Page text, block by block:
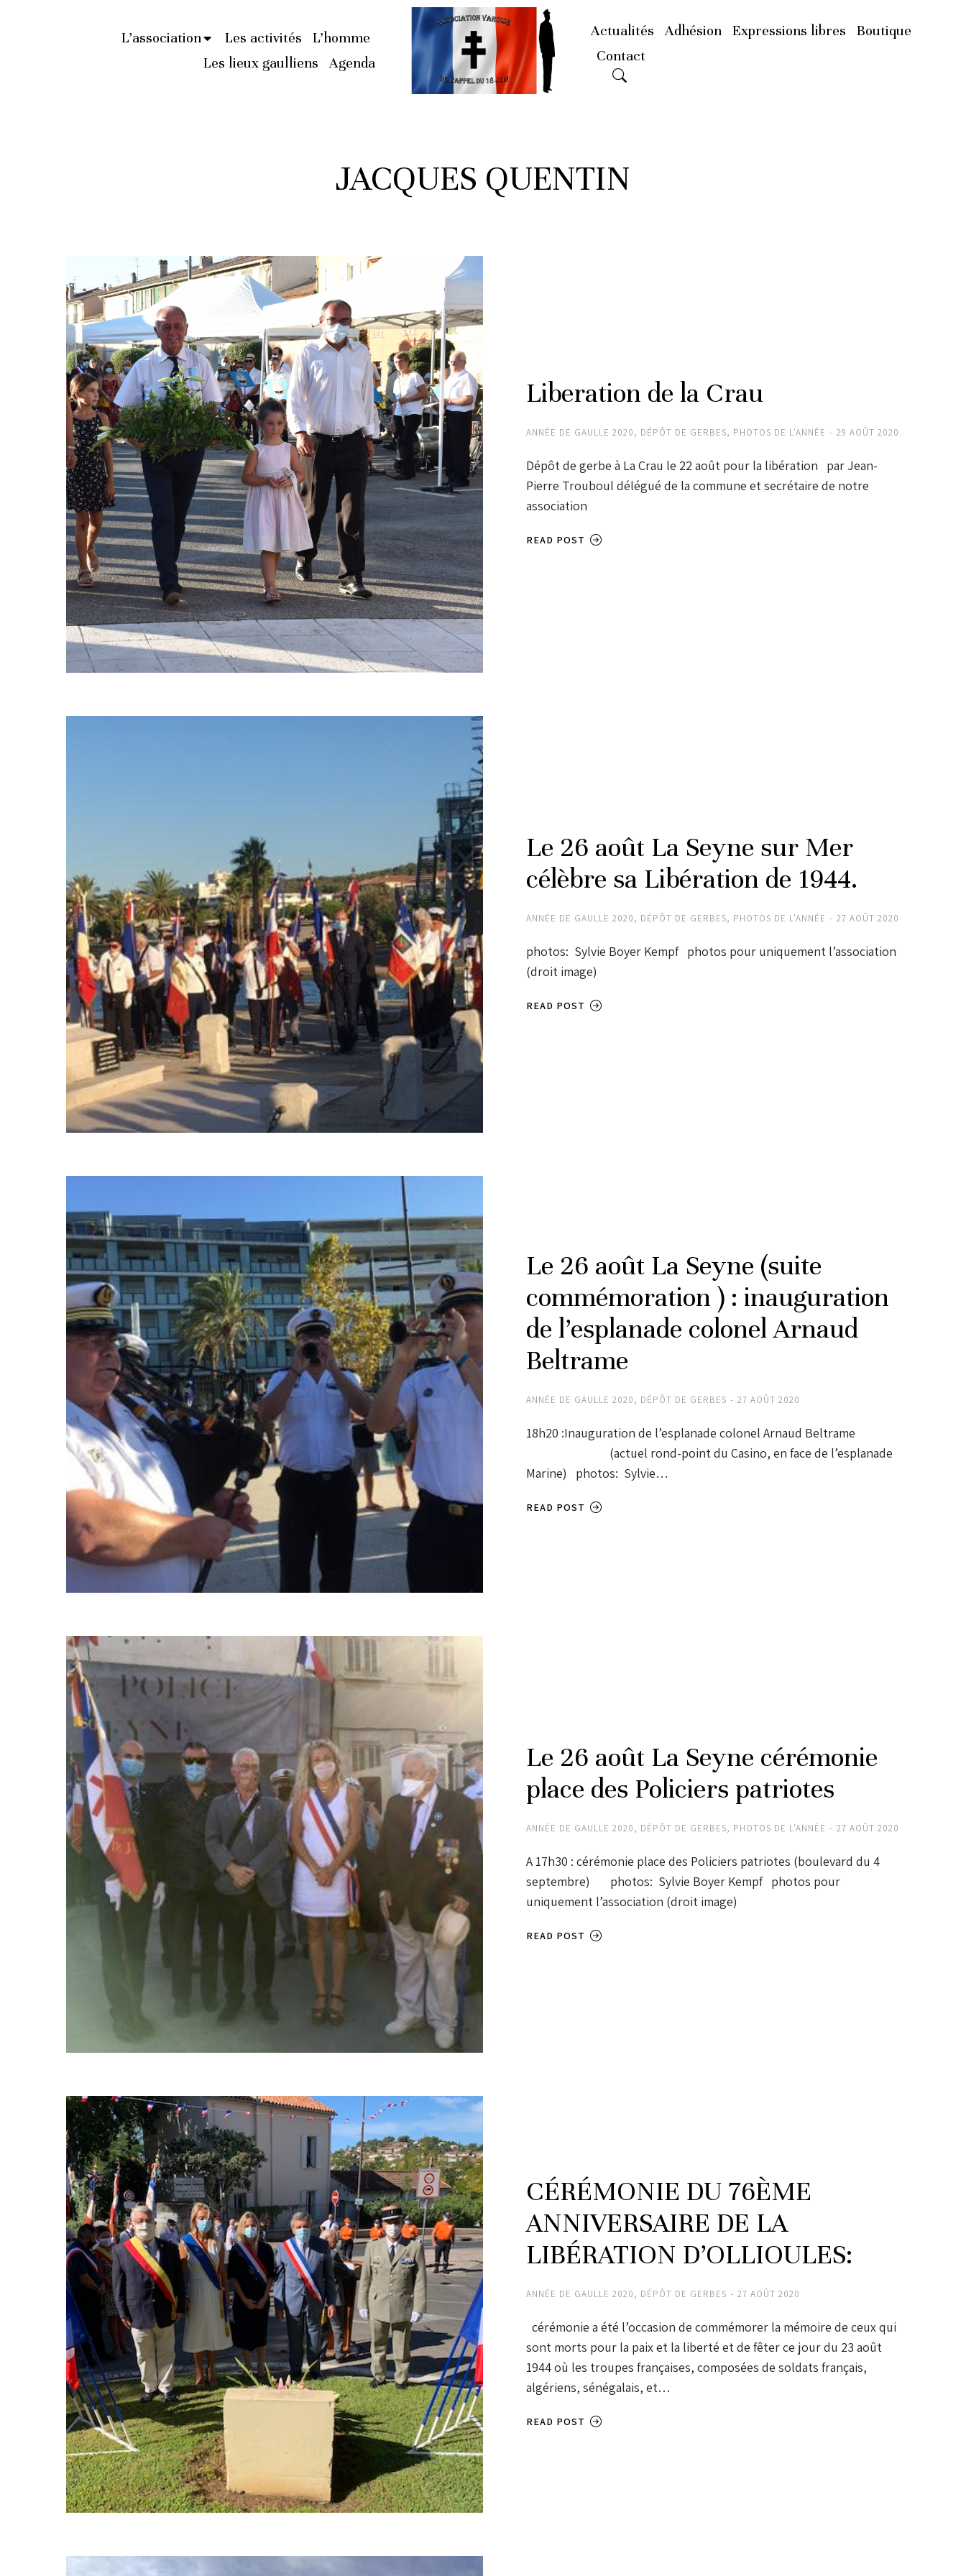
L’association Les activités
L’homme
Les lieux gaulliens
Agenda
Actualités Adhésion Expressions libres
Boutique
Contact
JACQUES QUENTIN
Liberation de la Crau
ANNÉE DE GAULLE 2020, DÉPÔT DE GERBES, PHOTOS DE L'ANNÉE 29 AOÛT 2020
Dépôt de gerbe à La Crau le 22 août pour la libération par Jean-
Pierre Trouboul délégué de la commune et secrétaire de notre
association
READ POST
Le 26 août La Seyne sur Mer
célèbre sa Libération de 1944.
ANNÉE DE GAULLE 2020, DÉPÔT DE GERBES, PHOTOS DE L'ANNÉE 27 AOÛT 2020
photos: Sylvie Boyer Kempf photos pour uniquement l’association
(droit image)
READ POST
Le 26 août La Seyne (suite
commémoration ) : inauguration
de l’esplanade colonel Arnaud
Beltrame
ANNÉE DE GAULLE 2020, DÉPÔT DE GERBES 27 AOÛT 2020
18h20 :Inauguration de l’esplanade colonel Arnaud Beltrame
(actuel rond-point du Casino, en face de l’esplanade
Marine) photos: Sylvie…
READ POST
Le 26 août La Seyne cérémonie
place des Policiers patriotes
ANNÉE DE GAULLE 2020, DÉPÔT DE GERBES, PHOTOS DE L'ANNÉE 27 AOÛT 2020
A 17h30 : cérémonie place des Policiers patriotes (boulevard du 4
septembre) photos: Sylvie Boyer Kempf photos pour
uniquement l’association (droit image)
READ POST
CÉRÉMONIE DU 76ÈME
ANNIVERSAIRE DE LA
LIBÉRATION D’OLLIOULES:
ANNÉE DE GAULLE 2020, DÉPÔT DE GERBES 27 AOÛT 2020
cérémonie a été l’occasion de commémorer la mémoire de ceux qui
sont morts pour la paix et la liberté et de fêter ce jour du 23 août
1944 où les troupes françaises, composées de soldats français,
algériens, sénégalais, et…
READ POST